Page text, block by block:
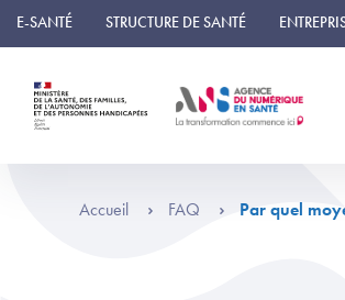
Panneau de gestion des cookies
E-SANTÉ STRUCTURE DE SANTÉ
Accueil FAQ Par quel